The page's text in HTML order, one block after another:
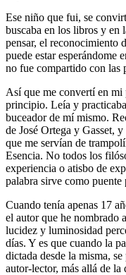
Ese niño que fui, se
buscaba en los libros y en
pensar, el reconocimiento
puede estar esperándome
no fue compartido con las
Así que me convertí en mi
principio. Leía y
buceador de mí mismo.
de José Ortega y Gasset,
que me servían de
Esencia. No todos los
experiencia o atisbo de
palabra sirve como puente
Cuando tenía apenas 17
el autor que he nombrado
lucidez y luminosidad
días. Y es que cuando la
dictada desde la misma,
autor-lector, más allá de